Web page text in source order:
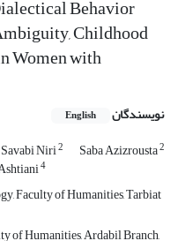
Behavior
Childhood
Women with
نویسندگان English
Niri2 Saba Azizrousta2
4
Faculty of Humanities, Tarbiat
of Humanities, Ardabil Branch,